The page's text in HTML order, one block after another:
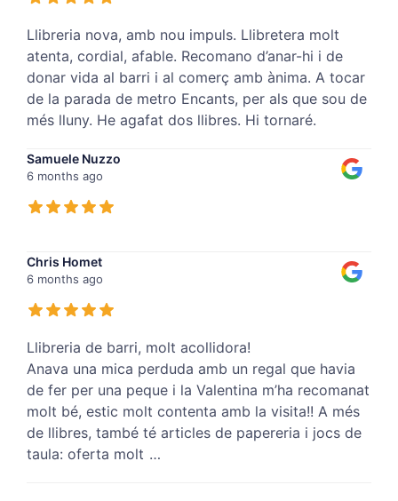
Llibreria nova, amb nou impuls. Llibretera molt
atenta, cordial, afable. Recomano d’anar-hi i de
donar vida al barri i al comerç amb ànima. A tocar
de la parada de metro Encants, per als que sou de
més lluny. He agafat dos llibres. Hi tornaré.
Samuele Nuzzo
6 months ago
Chris Homet
6 months ago
Llibreria de barri, molt acollidora!
Anava una mica perduda amb un regal que havia
de fer per una peque i la Valentina m’ha recomanat
molt bé, estic molt contenta amb la visita!! A més
de llibres, també té articles de papereria i jocs de
taula: oferta molt …